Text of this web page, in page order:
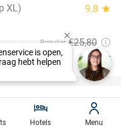
XL) 9.8 star
Regulier €25,80
€9,95
27%
favorite_border
Molenwaard
Hotels Menu